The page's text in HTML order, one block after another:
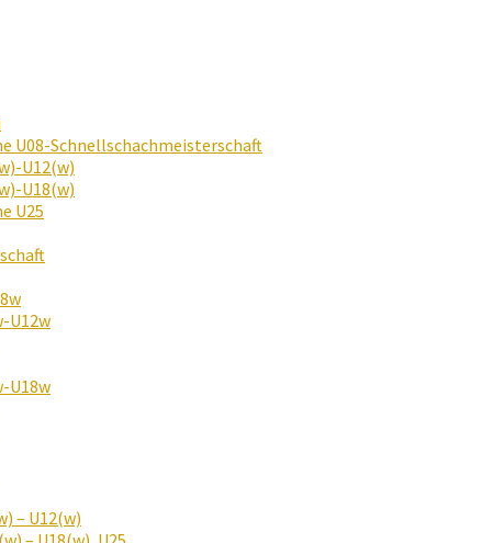
U08-Schnellschachmeisterschaft
U12(w)
U18(w)
U25
U12w
U18w
– U12(w)